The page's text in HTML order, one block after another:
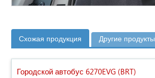
Схожая продукция Другие продукты
Городской автобус 6270EVG (BRT)